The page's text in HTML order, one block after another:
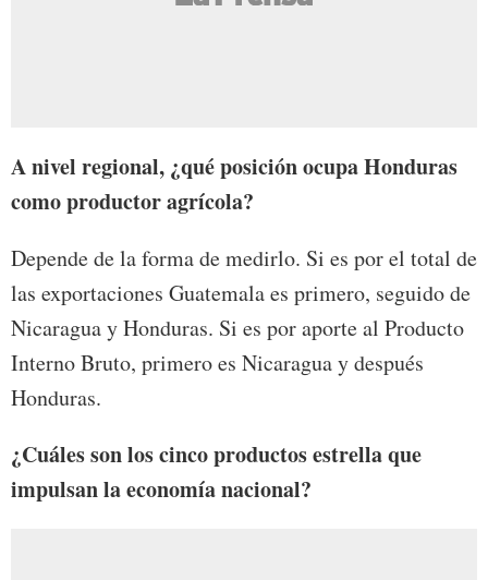
A nivel regional, ¿qué posición ocupa Honduras
como productor agrícola?
Depende de la forma de medirlo. Si es por el total de
las exportaciones Guatemala es primero, seguido de
Nicaragua y Honduras. Si es por aporte al Producto
Interno Bruto, primero es Nicaragua y después
Honduras.
¿Cuáles son los cinco productos estrella que
impulsan la economía nacional?